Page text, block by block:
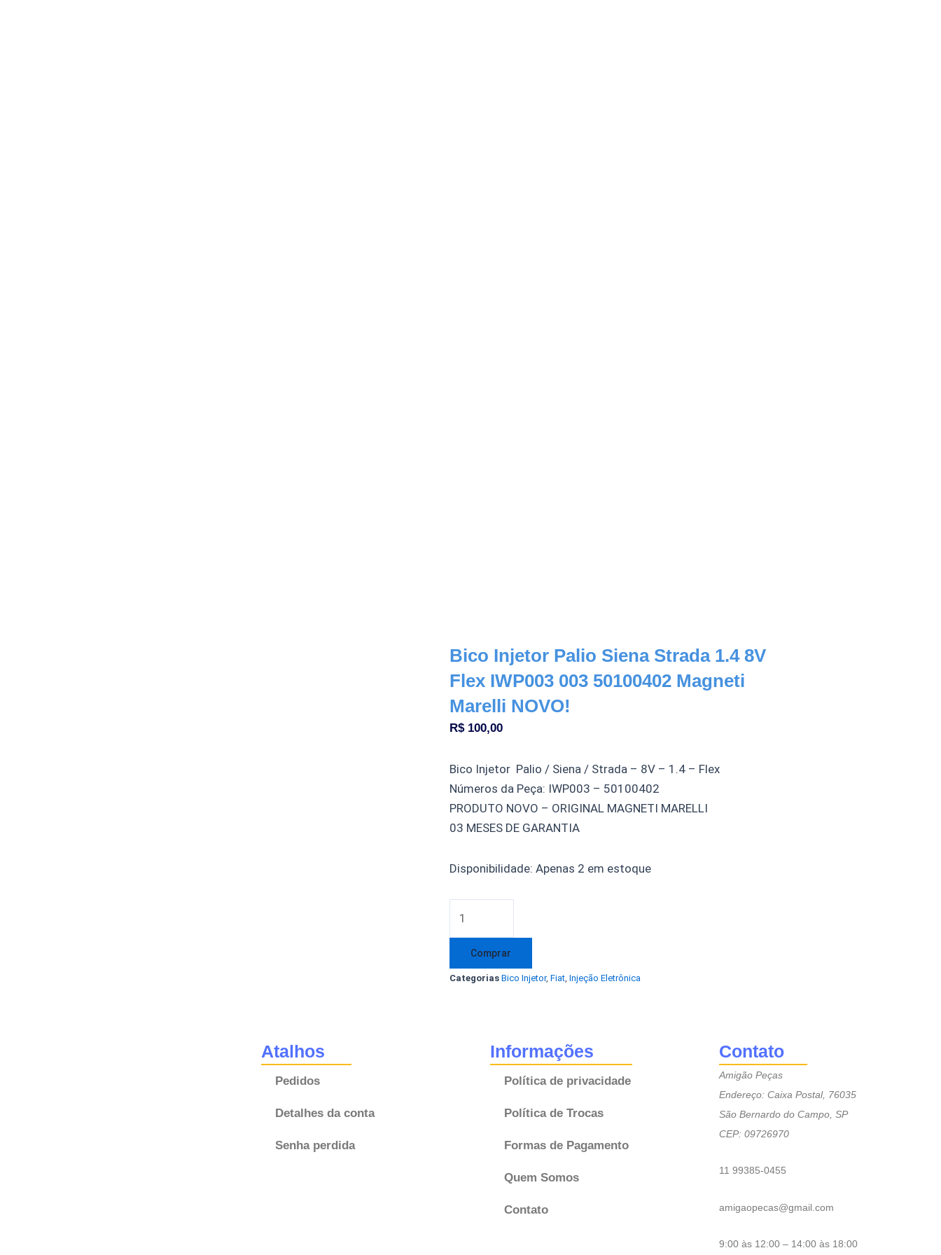
Bico Injetor Palio Siena Strada 1.4 8V
Flex IWP003 003 50100402 Magneti
Marelli NOVO!
R$100,00
Bico Injetor Palio / Siena / Strada – 8V – 1.4 – Flex
Números da Peça: IWP003 – 50100402
PRODUTO NOVO – ORIGINAL MAGNETI MARELLI
03 MESES DE GARANTIA
Disponibilidade: Apenas 2 em estoque
Bico
Siena
Strada
1.4
8V
50100402
quantidade
Comprar
Categorias Bico Injetor, Fiat, Injeção Eletrônica
Atalhos
Pedidos
Detalhes da conta
Senha perdida
Informações
Política de privacidade
Política de Trocas
Formas de Pagamento
Quem Somos
Contato
Contato
Amigão Peças
Endereço: Caixa Postal, 76035
São Bernardo do Campo, SP
CEP: 09726970
11 99385-0455
amigaopecas@gmail.com
9:00 às 12:00 – 14:00 às 18:00